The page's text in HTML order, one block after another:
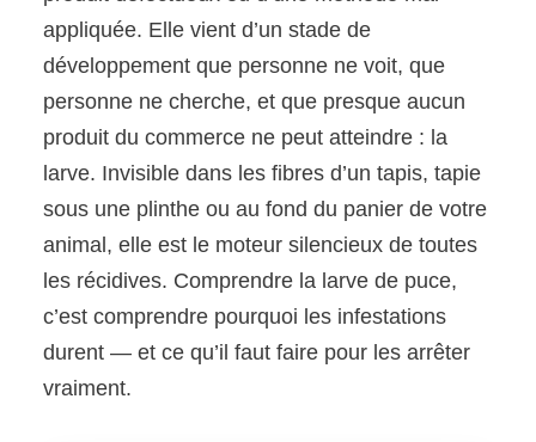
appliquée. Elle vient d’un stade de
développement que personne ne voit, que
personne ne cherche, et que presque aucun
produit du commerce ne peut atteindre : la
larve. Invisible dans les fibres d’un tapis, tapie
sous une plinthe ou au fond du panier de votre
animal, elle est le moteur silencieux de toutes
les récidives. Comprendre la larve de puce,
c’est comprendre pourquoi les infestations
durent — et ce qu’il faut faire pour les arrêter
vraiment.